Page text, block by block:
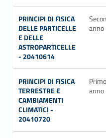
PRINCIPI DI FISICA
DELLE PARTICELLE
E DELLE
ASTROPARTICELLE
- 20410614
anno
PRINCIPI DI FISICA
TERRESTRE E
CAMBIAMENTI
CLIMATICI -
20410720
Primo
anno